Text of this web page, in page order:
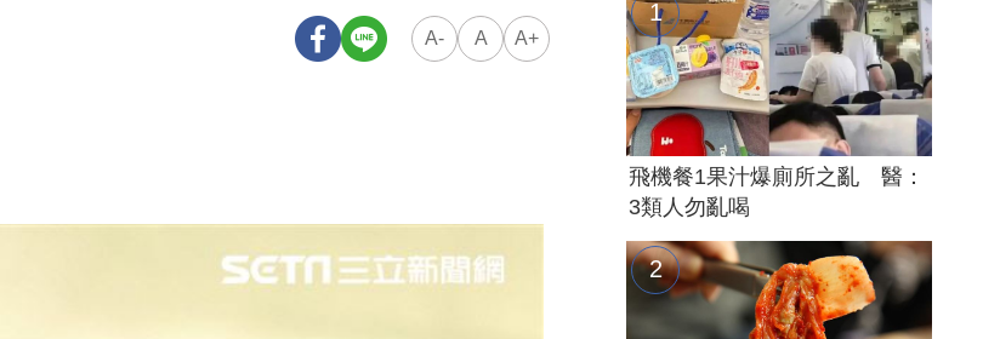
A- A A+
飛機餐1果汁爆廁所之亂 醫：
3類人勿亂喝